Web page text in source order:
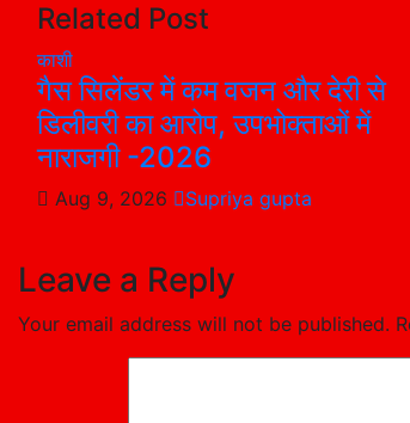
Related Post
काशी
गैस सिलेंडर में कम वजन और देरी से
डिलीवरी का आरोप, उपभोक्ताओं में
नाराजगी -2026
Aug 9, 2026 Supriya gupta
Leave a Reply
Your email address will not be published.